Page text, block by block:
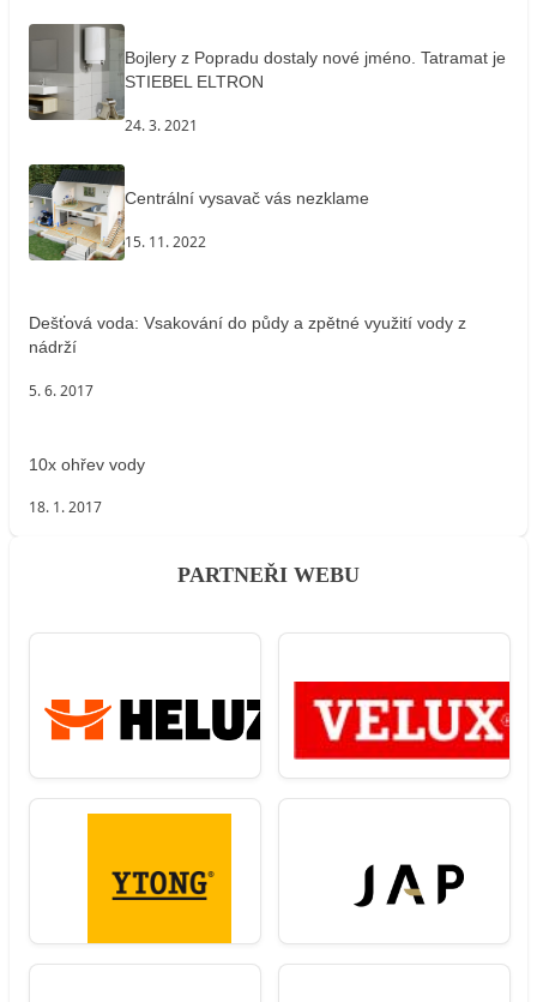
Bojlery z Popradu dostaly nové jméno. Tatramat je
STIEBEL ELTRON
24. 3. 2021
Centrální vysavač vás nezklame
15. 11. 2022
Dešťová voda: Vsakování do půdy a zpětné využití vody z
nádrží
5. 6. 2017
10x ohřev vody
18. 1. 2017
PARTNEŘI WEBU